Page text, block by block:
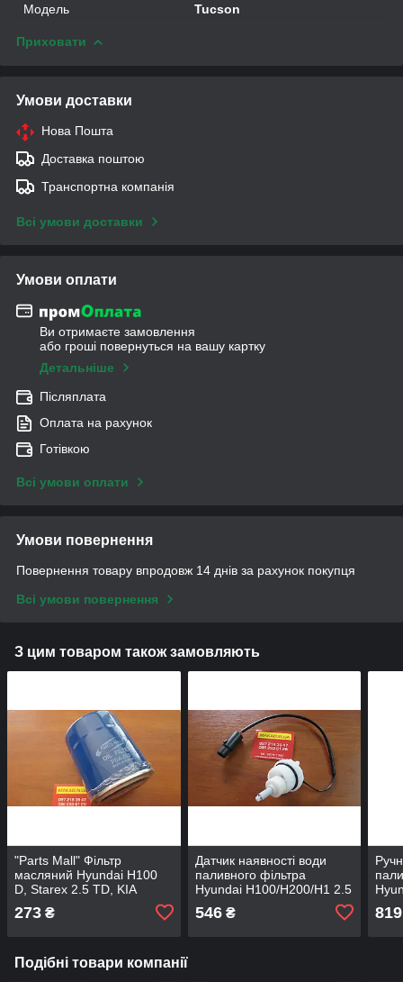
Модель
Tucson
Приховати
Умови доставки
Нова Пошта
Доставка поштою
Транспортна компанія
Всі умови доставки
Умови оплати
Ви отримаєте замовлення
або гроші повернуться на вашу картку
Детальніше
Післяплата
Оплата на рахунок
Готівкою
Всі умови оплати
Умови повернення
Повернення товару впродовж 14 днів за рахунок покупця
Всі умови повернення
З цим товаром також замовляють
"Parts Mall" Фільтр
масляний Hyundai H100
D, Starex 2.5 TD, KIA
273 ₴
Датчик наявності води
паливного фільтра
Hyundai H100/H200/H1 2.5
L200/l300 Pajero 2.5 d/td
546₴ 819
Подібні товари компанії